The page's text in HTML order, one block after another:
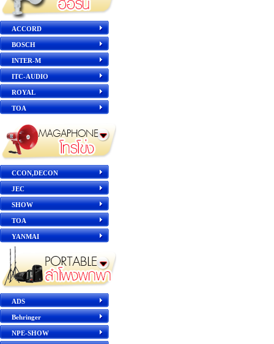
ACCORD
BOSCH
INTER-M
ITC-AUDIO
ROYAL
TOA
CCON,DECON
JEC
SHOW
TOA
YANMAI
ADS
Behringer
NPE-SHOW